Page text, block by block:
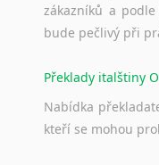
zákazníků a
bude pečlivý při
Překlady italštiny
Nabídka
kteří se mohou